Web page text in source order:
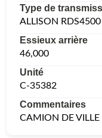
Type de
ALLISON RDS4500
Essieux arrière
46,000
Unité
C-35382
Commentaires
CAMION DE VILLE